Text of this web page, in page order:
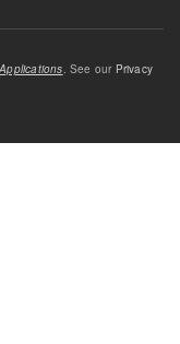
. See our Privacy